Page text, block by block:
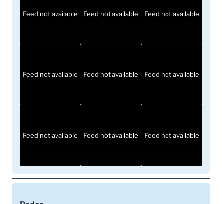
Feed not available Feed not available Feed not available
Feed not available Feed not available Feed not available
Feed not available Feed not available Feed not available